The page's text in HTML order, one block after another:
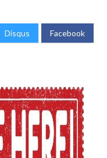
Disqus Facebook